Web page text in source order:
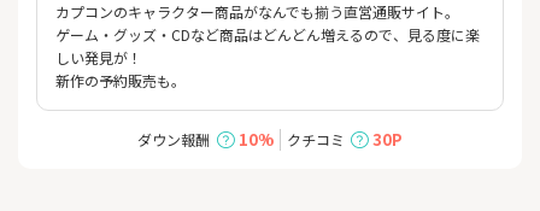
カプコンのキャラクター商品がなんでも揃う直営通販サイト。
ゲーム・グッズ・CDなど商品はどんどん増えるので、見る度に楽
しい発見が！
新作の予約販売も。
ダウン報酬 10% クチコミ 30P